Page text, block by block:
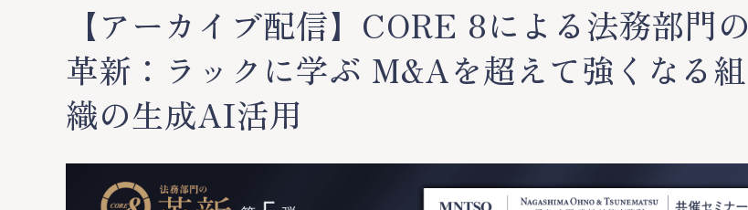
【アーカイブ配信】CORE 8による法務部門の
革新：ラックに学ぶ M&Aを超えて強くなる組
織の生成AI活用